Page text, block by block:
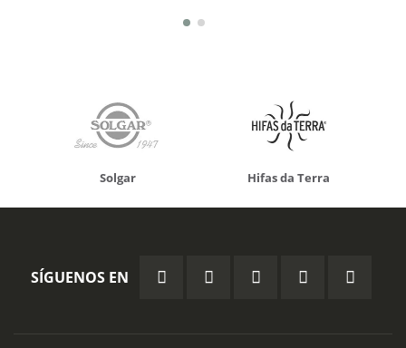
Solgar Hifas da Terra
SÍGUENOS EN